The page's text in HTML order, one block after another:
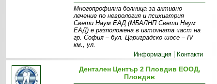
Многопрофилна болница за активно
лечение по неврология и психиатрия
Свети Наум ЕАД (МБАЛНП Свети Наум
ЕАД) е разположена в източната част на
гр. София – бул. Цариградско шосе – ІV
км., ул.
Информация
Контакти
Дентален Център 2 Пловдив ЕООД,
Пловдив